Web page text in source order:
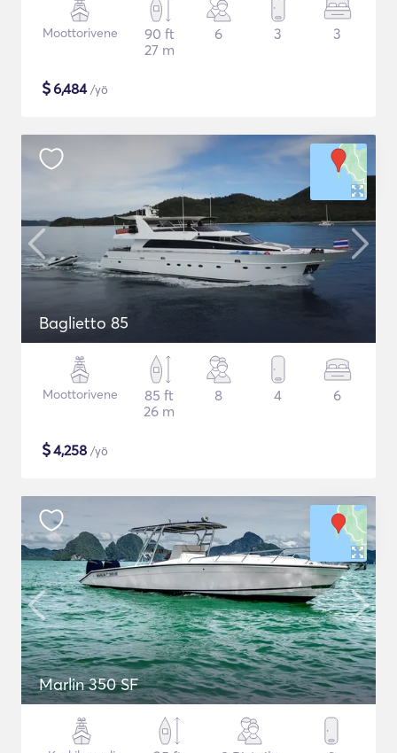
Moottorivene
90 ft
27 m
6 3 3
$6,484/yö
Baglietto 85
Moottorivene
85 ft
26 m
8 4 6
$4,258 /yö
Marlin 350 SF